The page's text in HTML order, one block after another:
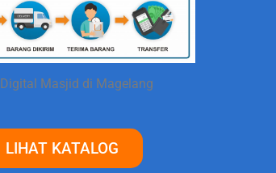
Masjid di Magelang
LIHAT KATALOG